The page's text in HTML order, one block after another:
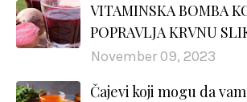
VITAMINSKA BOMBA
POPRAVLJA KRVNU
November 09, 2023
Čajevi koji mogu da